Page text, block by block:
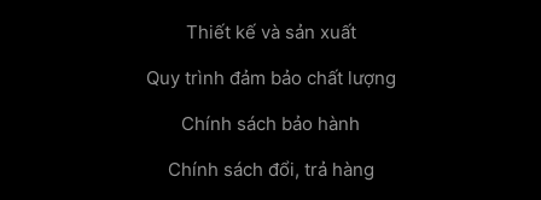
Thiết kế và sản xuất
Quy trình đảm bảo chất lượng
Chính sách bảo hành
Chính sách đổi, trả hàng